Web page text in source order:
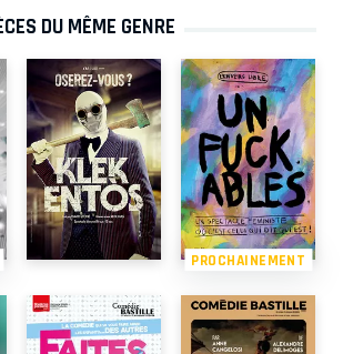
DU MÊME GENRE
PROCHAINEMENT